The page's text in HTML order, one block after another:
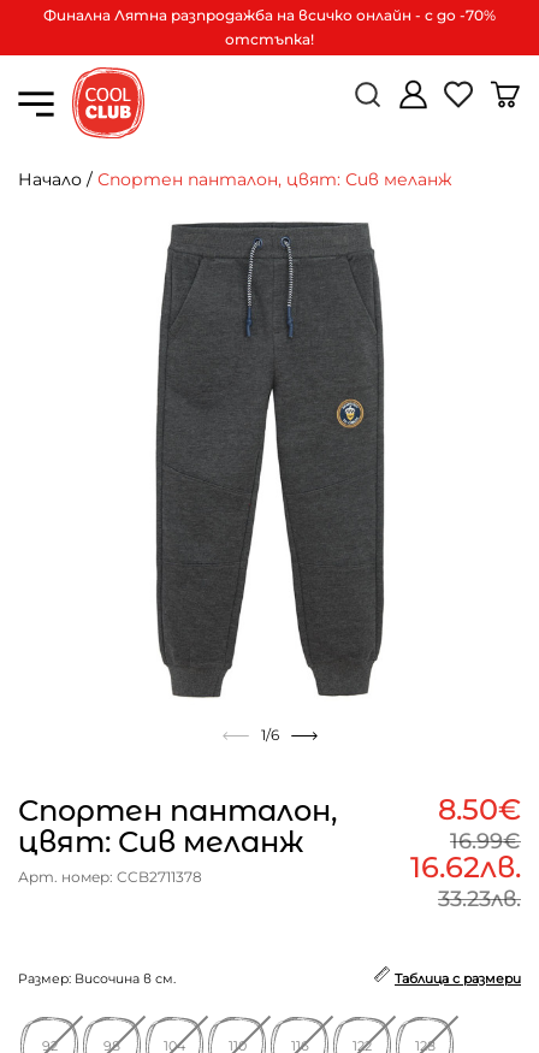
Финална Лятна разпродажба на всичко онлайн - с до -70%
отстъпка!
Начало / Спортен панталон, цвят: Сив меланж
1/6
Спортен панталон,
цвят: Сив меланж
Арт. номер: CCB2711378
8.50€
16.99€
16.62лв.
33.23лв.
Размер: Височина в см. Таблица с размери
92 98 104 110 116 122 128